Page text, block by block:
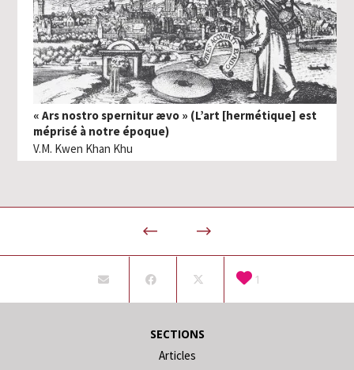
« Ars nostro spernitur ævo » (L’art [hermétique] est
méprisé à notre époque)
V.M. Kwen Khan Khu
1
SECTIONS
Articles